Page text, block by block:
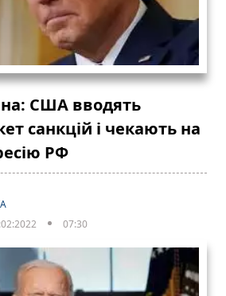
США вводять
санкцій і чекають на
РФ
07:30